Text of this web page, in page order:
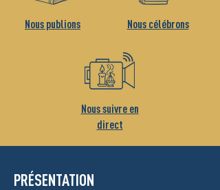
Nous publions Nous célébrons
Nous suivre en
direct
PRÉSENTATION